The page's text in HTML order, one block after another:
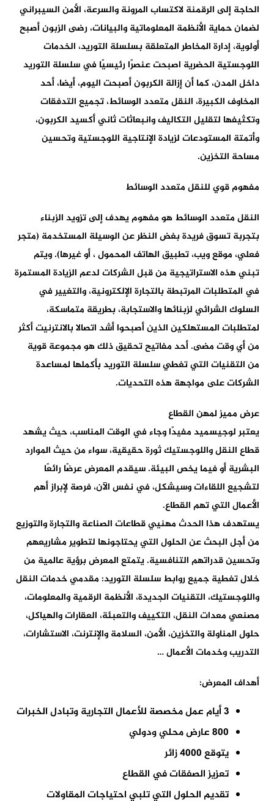
الحاجة إلى الرقمنة لاكتساب المرونة والسرعة، الأمن السيبراني
لضمان حماية الأنظمة المعلوماتية والبيانات، رضى الزبون أصبح
أولوية، إدارة المخاطر المتعلقة بسلسلة التوريد، الخدمات
اللوجستية الحضرية اصبحت عنصرًا رئيسيًا في سلسلة التوريد
داخل المدن، كما أن إزالة الكربون أصبحت اليوم، أيضا، أحد
المخاوف الكبيرة، النقل متعدد الوسائط، تجميع التدفقات
وتكثيفها لتقليل التكاليف وانبعاثات ثاني أكسيد الكربون،
وأتمتة المستودعات لزيادة الإنتاجية اللوجستية وتحسين
مساحة التخزين.
مفهوم قوي للنقل متعدد الوسائط
النقل متعدد الوسائط هو مفهوم يهدف إلى تزويد الزبناء
بتجربة تسوق فريدة بغض النظر عن الوسيلة المستخدمة (متجر
فعلي، موقع ويب، تطبيق الهاتف المحمول ، أو غيرها). ويتم
تبني هذه الاستراتيجية من قبل الشركات لدعم الزيادة المستمرة
في المتطلبات المرتبطة بالتجارة الإلكترونية، والتغيير في
السلوك الشرائي لزبنائها والاستجابة، بطريقة متماسكة،
لمتطلبات المستهلكين الذين أصبحوا أشد اتصالا بالانترنيت أكثر
من أي وقت مضى. أحد مفاتيح تحقيق ذلك هو مجموعة قوية
من التقنيات التي تغطي سلسلة التوريد بأكملها لمساعدة
الشركات على مواجهة هذه التحديات.
عرض مميز لمهن القطاع
يعتبر لوجيسميد مفيدًا وجاء في الوقت المناسب، حيث يشهد
قطاع النقل واللوجستيك ثورة حقيقية، سواء من حيث الموارد
البشرية أو فيما يخص البيئة. سيقدم المعرض عرضًا رائعًا
لتشجيع اللقاءات وسيشكل، في نفس الآن، فرصة لإبراز أهم
الأعمال التي تهم القطاع.
يستهدف هذا الحدث مهنيي قطاعات الصناعة والتجارة والتوزيع
من أجل البحث عن الحلول التي يحتاجونها لتطوير مشاريعهم
وتحسين قدراتهم التنافسية. يتمتع المعرض برؤية عالمية من
خلال تغطية جميع روابط سلسلة التوريد: مقدمي خدمات النقل
واللوجستيك، التقنيات الجديدة، الأنظمة الرقمية والمعلومات،
مصنعي معدات النقل، التكييف والتعبئة، العقارات والهياكل،
حلول المناولة والتخزين، الأمن، السلامة والإنترنت، الاستشارات،
التدريب وخدمات الأعمال …
أهداف المعرض:
3 أيام عمل مخصصة للأعمال التجارية وتبادل الخبرات
800 عارض محلي ودولي
يتوقع 4000 زائر
تعزيز الصفقات في القطاع
تقديم الحلول التي تلبي احتياجات المقاولات